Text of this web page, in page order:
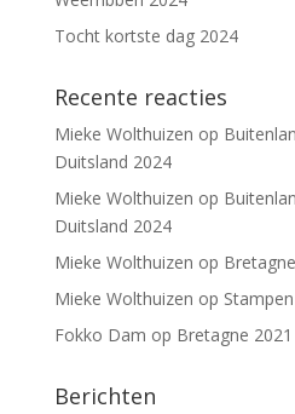
Tocht kortste dag 2024
Recente reacties
Mieke Wolthuizen op
Duitsland 2024
Mieke Wolthuizen op
Duitsland 2024
Mieke Wolthuizen op
Mieke Wolthuizen op
Fokko Dam op Bretagne 2021
Berichten